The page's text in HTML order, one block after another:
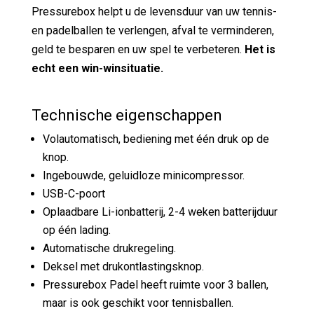
Pressurebox helpt u de levensduur van uw tennis-
en padelballen te verlengen, afval te verminderen,
geld te besparen en uw spel te verbeteren. Het is
echt een win-winsituatie.
Technische eigenschappen
Volautomatisch, bediening met één druk op de
knop.
Ingebouwde, geluidloze minicompressor.
USB-C-poort
Oplaadbare Li-ionbatterij, 2-4 weken batterijduur
op één lading.
Automatische drukregeling.
Deksel met drukontlastingsknop.
Pressurebox Padel heeft ruimte voor 3 ballen,
maar is ook geschikt voor tennisballen.